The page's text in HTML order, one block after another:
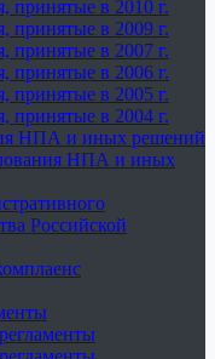
принятые в 2010 г.
принятые в 2009 г.
принятые в 2007 г.
принятые в 2006 г.
принятые в 2005 г.
принятые в 2004 г.
НПА и иных решений
НПА и иных
Российской